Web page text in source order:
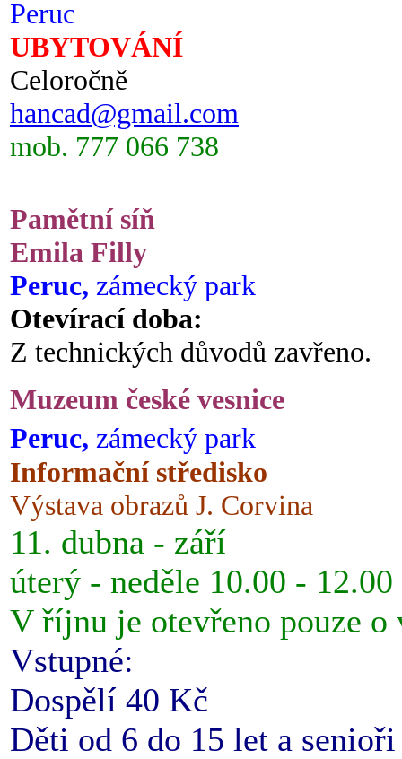
Peruc
UBYTOVÁNÍ
Celoročně
hancad@gmail.com
mob. 777 066 738
Pamětní síň
Emila Filly
Peruc, zámecký park
Otevírací doba:
Z technických důvodů zavřeno.
Muzeum české vesnice
Peruc, zámecký park
Informační středisko
Výstava obrazů J. Corvina
11. dubna - září
úterý - neděle 10.00 -
V říjnu je otevřeno pouze o
Vstupné:
Dospělí 40 Kč
Děti od 6 do 15 let a